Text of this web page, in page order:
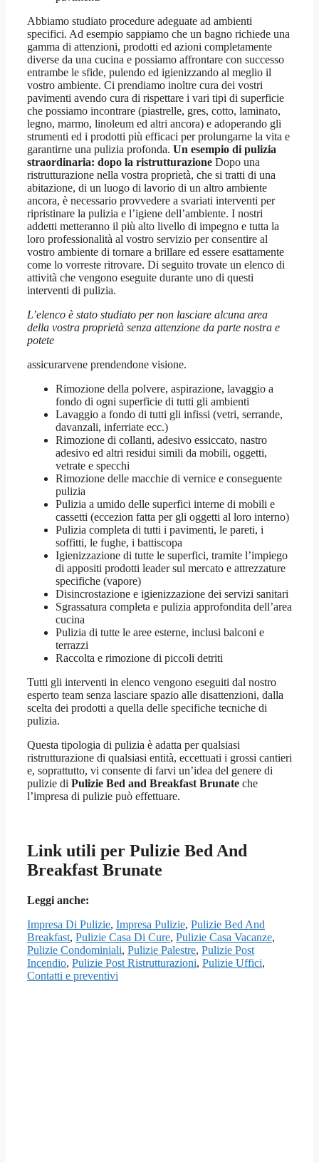
Abbiamo studiato procedure adeguate ad ambienti
specifici. Ad esempio sappiamo che un bagno richiede una
gamma di attenzioni, prodotti ed azioni completamente
diverse da una cucina e possiamo affrontare con successo
entrambe le sfide, pulendo ed igienizzando al meglio il
vostro ambiente. Ci prendiamo inoltre cura dei vostri
pavimenti avendo cura di rispettare i vari tipi di superficie
che possiamo incontrare (piastrelle, gres, cotto, laminato,
legno, marmo, linoleum ed altri ancora) e adoperando gli
strumenti ed i prodotti più efficaci per prolungarne la vita e
garantirne una pulizia profonda. Un esempio di pulizia
straordinaria: dopo la ristrutturazione Dopo una
ristrutturazione nella vostra proprietà, che si tratti di una
abitazione, di un luogo di lavorio di un altro ambiente
ancora, è necessario provvedere a svariati interventi per
ripristinare la pulizia e l’igiene dell’ambiente. I nostri
addetti metteranno il più alto livello di impegno e tutta la
loro professionalità al vostro servizio per consentire al
vostro ambiente di tornare a brillare ed essere esattamente
come lo vorreste ritrovare. Di seguito trovate un elenco di
attività che vengono eseguite durante uno di questi
interventi di pulizia.
L’elenco è stato studiato per non lasciare alcuna area
della vostra proprietà senza attenzione da parte nostra e
potete
assicurarvene prendendone visione.
Rimozione della polvere, aspirazione, lavaggio a
fondo di ogni superficie di tutti gli ambienti
Lavaggio a fondo di tutti gli infissi (vetri, serrande,
davanzali, inferriate ecc.)
Rimozione di collanti, adesivo essiccato, nastro
adesivo ed altri residui simili da mobili, oggetti,
vetrate e specchi
Rimozione delle macchie di vernice e conseguente
pulizia
Pulizia a umido delle superfici interne di mobili e
cassetti (eccezion fatta per gli oggetti al loro interno)
Pulizia completa di tutti i pavimenti, le pareti, i
soffitti, le fughe, i battiscopa
Igienizzazione di tutte le superfici, tramite l’impiego
di appositi prodotti leader sul mercato e attrezzature
specifiche (vapore)
Disincrostazione e igienizzazione dei servizi sanitari
Sgrassatura completa e pulizia approfondita dell’area
cucina
Pulizia di tutte le aree esterne, inclusi balconi e
terrazzi
Raccolta e rimozione di piccoli detriti
Tutti gli interventi in elenco vengono eseguiti dal nostro
esperto team senza lasciare spazio alle disattenzioni, dalla
scelta dei prodotti a quella delle specifiche tecniche di
pulizia.
Questa tipologia di pulizia è adatta per qualsiasi
ristrutturazione di qualsiasi entità, eccettuati i grossi cantieri
e, soprattutto, vi consente di farvi un’idea del genere di
pulizie di Pulizie Bed and Breakfast Brunate che
l’impresa di pulizie può effettuare.
Link utili per Pulizie Bed And
Breakfast Brunate
Leggi anche:
Impresa Di Pulizie, Impresa Pulizie, Pulizie Bed And
Breakfast, Pulizie Casa Di Cure, Pulizie Casa Vacanze,
Pulizie Condominiali, Pulizie Palestre, Pulizie Post
Incendio, Pulizie Post Ristrutturazioni, Pulizie Uffici,
Contatti e preventivi